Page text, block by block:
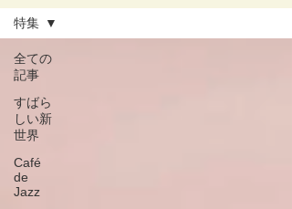
全ての
記事
すばら
しい新
世界
Café
de
Jazz
特集